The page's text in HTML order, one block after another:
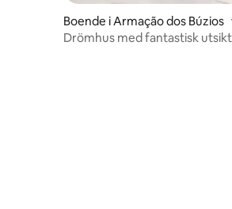
Boende i Armação dos Búzios
Drömhus med fantastisk utsikt